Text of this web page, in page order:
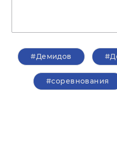
#Демидов
#соревнования